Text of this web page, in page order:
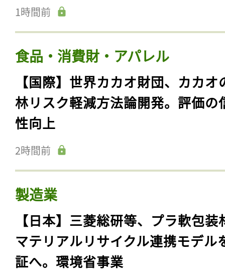
1時間前
食品・消費財・アパレル
【国際】世界カカオ財団、カカオ
林リスク軽減方法論開発。評価の
性向上
2時間前
製造業
【日本】三菱総研等、プラ軟包装
マテリアルリサイクル連携モデル
証へ。環境省事業